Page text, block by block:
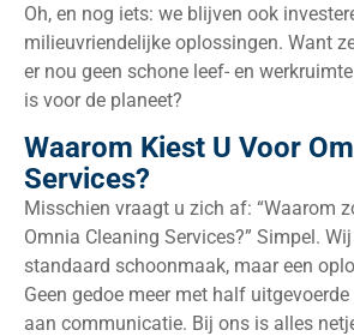
Oh, en nog iets: we blijven ook
milieuvriendelijke oplossingen. Want
er nou geen schone leef- en
is voor de planeet?
Waarom Kiest U Voor
Services?
Misschien vraagt u zich af: “Waarom
Omnia Cleaning Services?” Simpel.
standaard schoonmaak, maar een
Geen gedoe meer met half
aan communicatie. Bij ons is alles